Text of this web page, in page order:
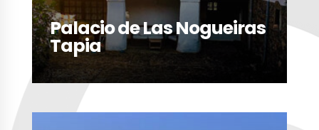
Palacio de Las Nogueiras
Tapia